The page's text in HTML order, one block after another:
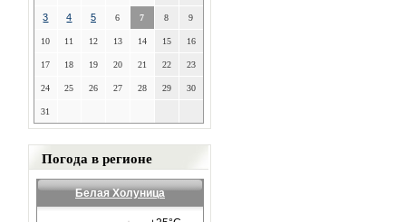
3 4 5 6 7 8 9
10 11 12 13 14 15 16
17 18 19 20 21 22 23
24 25 26 27 28 29 30
31
Погода в регионе
Белая Холуница